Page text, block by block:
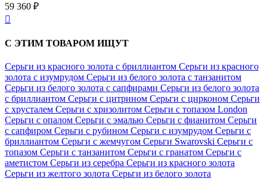
59 360 ₽

С ЭТИМ ТОВАРОМ ИЩУТ
Серьги из красного золота с бриллиантом Серьги из красного
золота с изумрудом Серьги из белого золота с танзанитом
Серьги из белого золота с сапфирами Серьги из белого золота
с бриллиантом Серьги с цитрином Серьги с цирконом Серьги
с хрусталем Серьги с хризолитом Серьги с топазом London
Серьги с опалом Серьги с эмалью Серьги с фианитом Серьги
с сапфиром Серьги с рубином Серьги с изумрудом Серьги с
бриллиантом Серьги с жемчугом Серьги Swarovski Серьги с
топазом Серьги с танзанитом Серьги с гранатом Серьги с
аметистом Серьги из серебра Серьги из красного золота
Серьги из желтого золота Серьги из белого золота